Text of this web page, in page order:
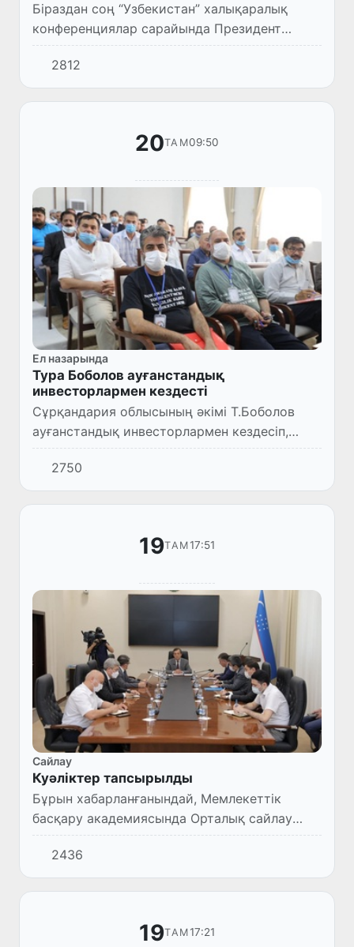
Біраздан соң “Узбекистан” халықаралық
конференциялар сарайында Президент
Шавкат Мирзияевтың еліміздің
кәсіпкерлерімен ашық сұхбаты басталады.
2812
20ТАМ09:50
Ел назарында
Тура Боболов ауғанстандық
инвесторлармен кездесті
Сұрқандария облысының әкімі Т.Боболов
ауғанстандық инвесторлармен кездесіп,
олардың ұсыныстары, идея
жәнепроблемаларын тыңдады.
2750
19ТАМ17:51
Сайлау
Куәліктер тапсырылды
Бұрын хабарланғанындай, Мемлекеттік
басқару академиясында Орталық сайлау
комиссиясы бекіткен Сайлау комиссиясы
мүшелерінің біліктілігін арттыруды
ұйымдастыру концепциясы негізінде...
2436
19ТАМ17:21